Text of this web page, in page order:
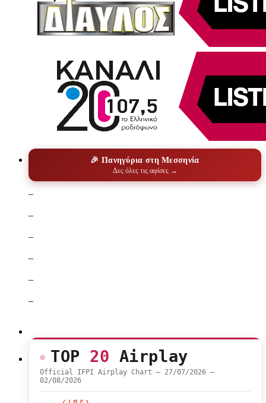
🎉 Πανηγύρια στη Μεσσηνία
Δες όλες τις αφίσες →
–
–
–
–
–
–
TOP 20 Airplay
Official IFPI Airplay Chart — 27/07/2026 –
02/08/2026